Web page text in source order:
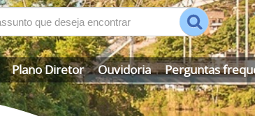
Plano Diretor Ouvidoria Perguntas